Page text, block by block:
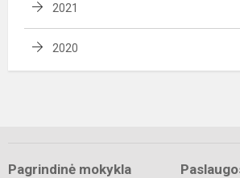
2021
2020
Pagrindinė mokykla